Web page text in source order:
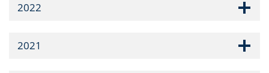
2022
2021